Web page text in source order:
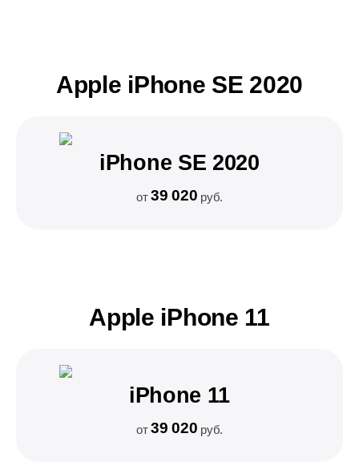
Apple iPhone SE 2020
iPhone SE 2020
от39 020 руб.
Apple iPhone 11
iPhone 11
от39 020 руб.